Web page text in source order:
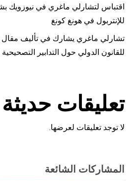
اقتباس لتشارلي ماغري في نيوزويك
للإنتربول في هونغ كونغ
تشارلي ماغري يشارك في تأليف مقال
للقانون الدولي حول التدابير التصحيحية
تعليقات حديثة
لا توجد تعليقات لعرضها.
المشاركات الشائعة